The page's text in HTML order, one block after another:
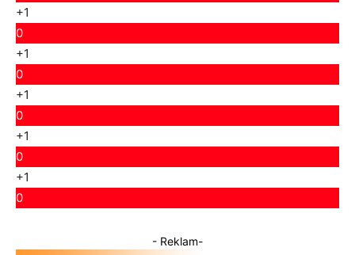
+1
0
+1
0
+1
0
+1
0
+1
0
- Reklam-